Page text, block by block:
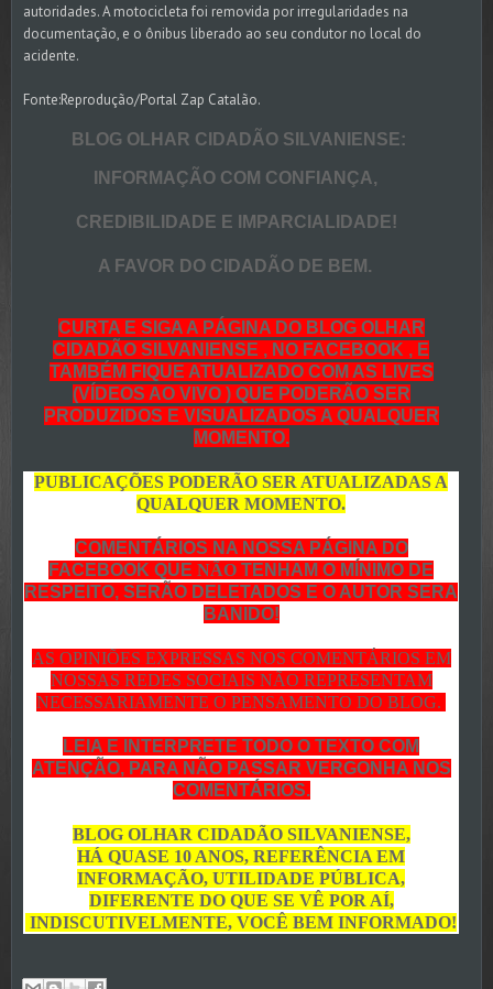
autoridades. A motocicleta foi removida por irregularidades na
documentação, e o ônibus liberado ao seu condutor no local do
acidente.
Fonte:Reprodução/Portal Zap Catalão.
BLOG OLHAR CIDADÃO SILVANIENSE:
INFORMAÇÃO COM CONFIANÇA,
CREDIBILIDADE E IMPARCIALIDADE!
A FAVOR DO CIDADÃO DE BEM.
CURTA E SIGA A PÁGINA DO BLOG OLHAR
CIDADÃO SILVANIENSE , NO FACEBOOK , E
TAMBÉM FIQUE ATUALIZADO COM AS LIVES
(VÍDEOS AO VIVO ) QUE PODERÃO SER
PRODUZIDOS E VISUALIZADOS A QUALQUER
MOMENTO.
PUBLICAÇÕES PODERÃO SER ATUALIZADAS A
QUALQUER MOMENTO.
COMENTÁRIOS NA NOSSA PÁGINA DO
FACEBOOK QUE NÃO TENHAM O MÍNIMO DE
RESPEITO, SERÃO DELETADOS E O AUTOR SERA
BANIDO!
AS OPINIÕES EXPRESSAS NOS COMENTÁRIOS EM
NOSSAS REDES SOCIAIS NÃO REPRESENTAM
NECESSARIAMENTE O PENSAMENTO DO BLOG.
LEIA E INTERPRETE TODO O TEXTO COM
ATENÇÃO, PARA NÃO PASSAR VERGONHA NOS
COMENTÁRIOS.
BLOG OLHAR CIDADÃO SILVANIENSE,
HÁ QUASE 10 ANOS, REFERÊNCIA EM
INFORMAÇÃO, UTILIDADE PÚBLICA,
DIFERENTE DO QUE SE VÊ POR AÍ,
INDISCUTIVELMENTE, VOCÊ BEM INFORMADO!